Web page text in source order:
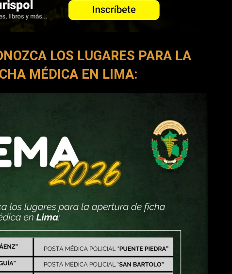
LOS LUGARES PARA LA
MÉDICA EN LIMA: